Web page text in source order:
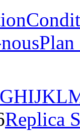
Plan
GHIJKL
Replica